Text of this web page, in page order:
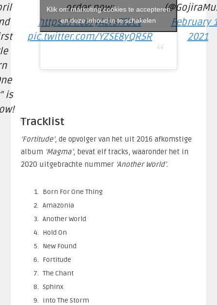
is
order now:
https://t.co/yAErs77bcV
pic.twitter.com/YZSE8yQR5R
February
2021
Klik om marketing cookies te accepteren
en deze inhoud in te schakelen
Tracklist
‘Fortitude’, de opvolger van het uit 2016 afkomstige
album ‘Magma’, bevat elf tracks, waaronder het in
2020 uitgebrachte nummer ‘Another World’.
Born For One Thing
Amazonia
Another World
Hold On
New Found
Fortitude
The Chant
Sphinx
Into The Storm